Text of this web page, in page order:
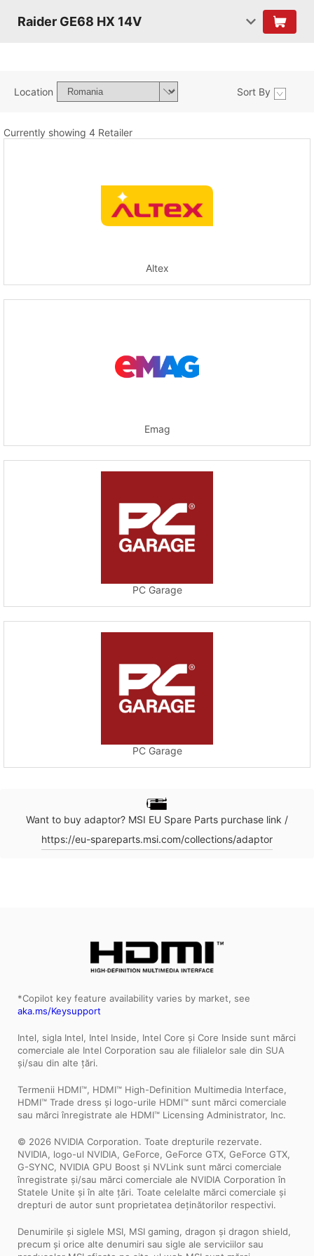
Raider GE68 HX 14V
Location Sort By
Currently showing 4 Retailer
Altex
Emag
PC Garage
PC Garage
Want to buy adaptor? MSI EU Spare Parts purchase link /
https://eu-spareparts.msi.com/collections/adaptor
*Copilot key feature availability varies by market, see
aka.ms/Keysupport
Intel, sigla Intel, Intel Inside, Intel Core și Core Inside sunt mărci
comerciale ale Intel Corporation sau ale filialelor sale din SUA
și/sau din alte țări.
Termenii HDMI™, HDMI™ High-Definition Multimedia Interface,
HDMI™ Trade dress și logo-urile HDMI™ sunt mărci comerciale
sau mărci înregistrate ale HDMI™ Licensing Administrator, Inc.
© 2026 NVIDIA Corporation. Toate drepturile rezervate.
NVIDIA, logo-ul NVIDIA, GeForce, GeForce GTX, GeForce GTX,
G-SYNC, NVIDIA GPU Boost și NVLink sunt mărci comerciale
înregistrate și/sau mărci comerciale ale NVIDIA Corporation în
Statele Unite și în alte țări. Toate celelalte mărci comerciale și
drepturi de autor sunt proprietatea deținătorilor respectivi.
Denumirile și siglele MSI, MSI gaming, dragon și dragon shield,
precum și orice alte denumiri sau sigle ale serviciilor sau